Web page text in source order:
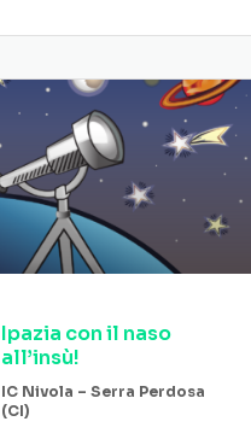
Ipazia con il naso
all’insù!
IC Nivola – Serra Perdosa
(CI)